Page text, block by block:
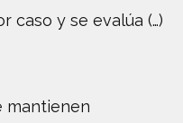
caso y se evalúa (…)
mantienen